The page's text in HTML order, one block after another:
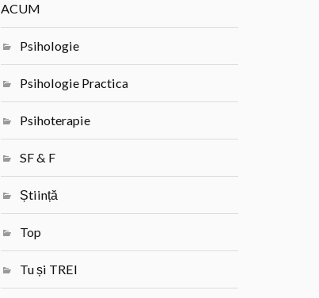
ACUM
Psihologie
Psihologie Practica
Psihoterapie
SF & F
Știință
Top
Tu și TREI